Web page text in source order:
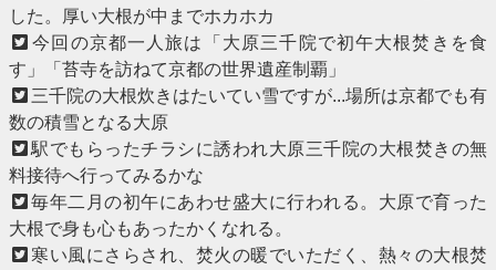
した。厚い大根が中までホカホカ
今回の京都一人旅は「大原三千院で初午大根焚きを食
す」「苔寺を訪ねて京都の世界遺産制覇」
三千院の大根炊きはたいてい雪ですが...場所は京都でも有
数の積雪となる大原
駅でもらったチラシに誘われ大原三千院の大根焚きの無
料接待へ行ってみるかな
毎年二月の初午にあわせ盛大に行われる。大原で育った
大根で身も心もあったかくなれる。
寒い風にさらされ、焚火の暖でいただく、熱々の大根焚